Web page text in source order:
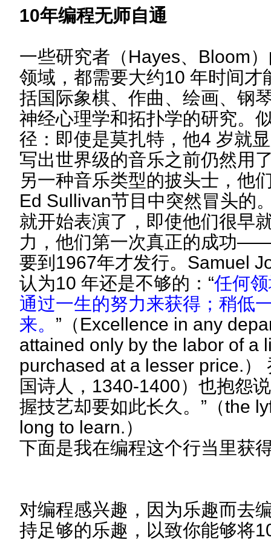
10年编程无师自通
一些研究者（Hayes、Bloom
领域，都需要大约10 年时间才
括国际象棋、作曲、绘画、钢
神经心理学和拓扑学的研究。
径：即使是莫扎特，他4 岁就
写出世界级的音乐之前仍然用
另一种音乐类型的披头士，他
Ed Sullivan节目中突然冒头的
就开始表演了，即使他们很早
力，他们第一次真正的成功
要到1967年才发行。Samuel
认为10 年还是不够的：“任何
通过一生的努力来获得；稍低
来。 ”（Excellence in any
attained only by the labor of a
purchased at a lesser price.）
国诗人，1340-1400）也抱怨
握技艺却要如此长久。”（the
long to learn.）
下面是我在编程这个行当里获
对编程感兴趣，因为乐趣而去
持足够的乐趣，以致你能够将